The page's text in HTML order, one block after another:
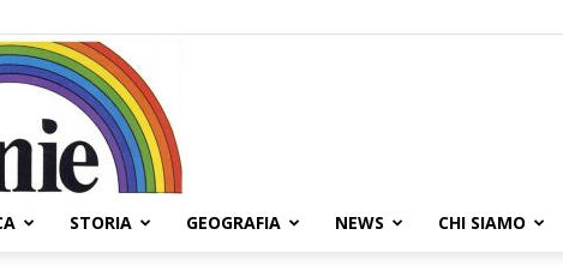
STORIA GEOGRAFIA NEWS CHI SIAMO